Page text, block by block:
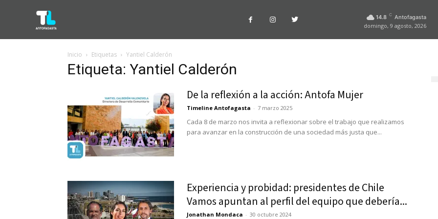
14.8 C Antofagasta
domingo, 9 agosto, 2026
Inicio Etiquetas Yantiel Calderón
Etiqueta: Yantiel Calderón
De la reflexión a la acción: Antofa Mujer
Timeline Antofagasta - 7 marzo 2025
Cada 8 de marzo nos invita a reflexionar sobre el trabajo que realizamos
para avanzar en la construcción de una sociedad más justa que...
Experiencia y probidad: presidentes de Chile
Vamos apuntan al perfil del equipo que debería...
Jonathan Mondaca - 30 octubre 2024